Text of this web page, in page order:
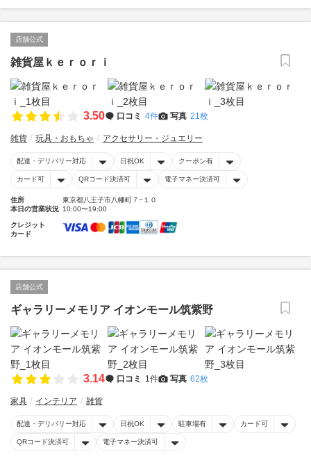
店舗公式
雑貨屋ｋｅｒｏｒｉ
3.50 口コミ 4件 写真 21枚
雑貨 玩具・おもちゃ アクセサリー・ジュエリー
配達・デリバリー対応 日祝OK クーポン有
カード可 QRコード決済可 電子マネー決済可
住所
東京都八王子市八幡町７−１０
本日の営業状況 10:00〜19:00
クレジット
カード
店舗公式
ギャラリーメモリア イオンモール筑紫野
3.14 口コミ 1件 写真 62枚
家具 インテリア 雑貨
配達・デリバリー対応 日祝OK 駐車場有 カード可
QRコード決済可 電子マネー決済可